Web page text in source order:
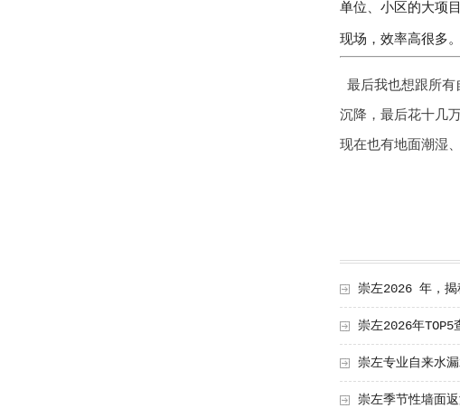
单位、小区的大项
现场，效率高很多。
最后我也想跟所
沉降，最后花十几
现在也有地面潮湿
崇左2026 年，揭
崇左2026年TOP5
崇左专业自来水
崇左季节性墙面